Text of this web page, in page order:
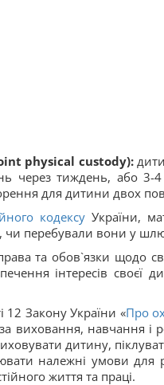
physical custody):
через тиждень, або
для дитини двох
кодексу України,
чи перебували вони у
та обов`язки щодо
інтересів своєї
12 Закону України «Про
виховання, навчання
дитину,
належні умови для
життя та праці.